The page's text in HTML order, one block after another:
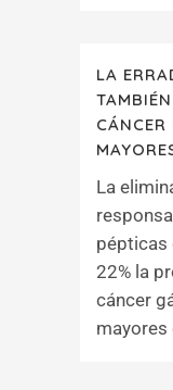
LA
CÁNCER
La
pépticas
22% la
cáncer
mayores